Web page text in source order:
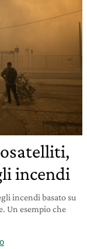
incendi
incendi basato su
Un esempio che